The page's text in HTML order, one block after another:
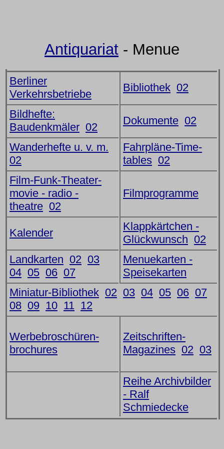
Antiquariat - Menue
Berliner
Verkehrsbetriebe
Bibliothek 02
Bildhefte:
Baudenkmäler 02
Dokumente 02
Wanderhefte u. v. m.
02
Fahrpläne-Time-
tables 02
Film-Funk-Theater-
movie - radio -
theatre 02
Filmprogramme
Kalender
Klappkärtchen -
Glückwunsch 02
Landkarten 02 03
04 05 06 07
Menuekarten -
Speisekarten
Miniatur-Bibliothek 02 03 04 05 06 07
08 09 10 11 12
Werbebroschüren-
brochures
Zeitschriften-
Magazines 02 03
Reihe Archivbilder
- Ralf
Schmiedecke